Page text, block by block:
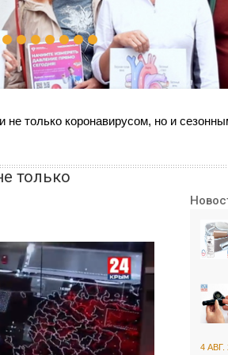
только коронавирусом, но и
только
4 АВГ.